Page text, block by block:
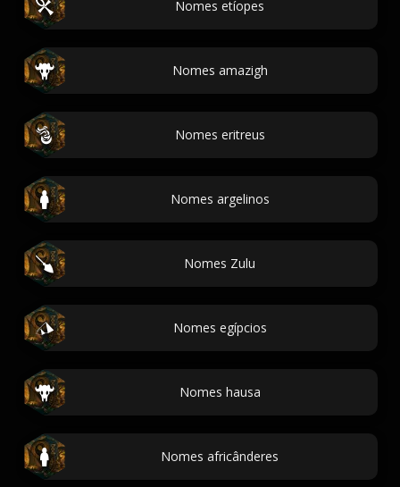
Nomes etíopes
Nomes amazigh
Nomes eritreus
Nomes argelinos
Nomes Zulu
Nomes egípcios
Nomes hausa
Nomes africânderes